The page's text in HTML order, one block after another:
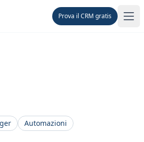
Prova il CRM gratis
Automazioni